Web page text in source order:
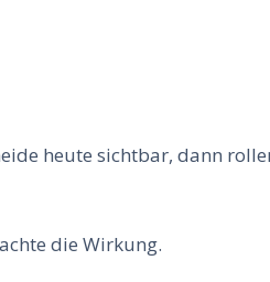
heute sichtbar, dann
die Wirkung.